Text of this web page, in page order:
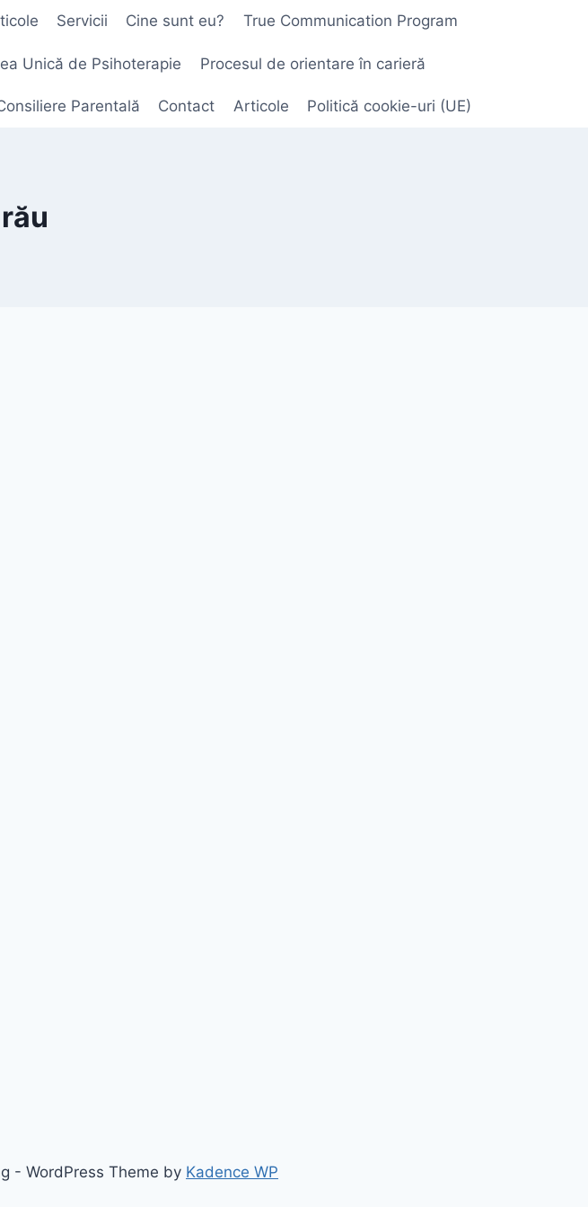
Servicii Cine sunt eu? True Communication Program
Unică de Psihoterapie Procesul de orientare în carieră
Parentală Contact Articole Politică cookie-uri (UE)
- WordPress Theme by Kadence WP